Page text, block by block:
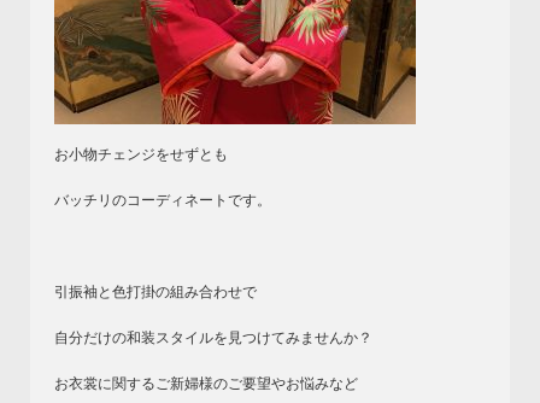
お小物チェンジをせずとも
バッチリのコーディネートです。
引振袖と色打掛の組み合わせで
自分だけの和装スタイルを見つけてみませんか？
お衣裳に関するご新婦様のご要望やお悩みなど